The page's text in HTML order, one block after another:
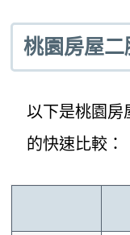
桃園房屋
以下是桃園房
的快速比較：